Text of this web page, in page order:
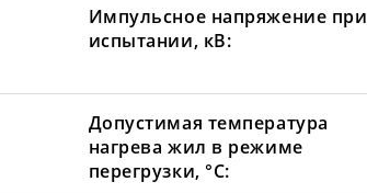
Импульсное напряжение при
испытании, кВ:
Допустимая температура
нагрева жил в режиме
перегрузки, °С: